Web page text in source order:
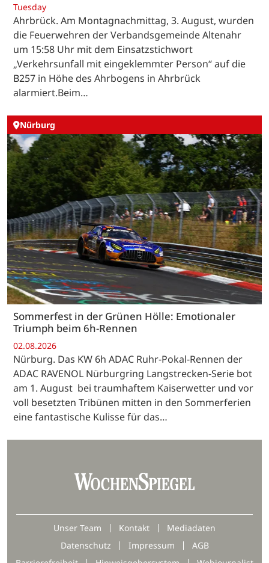
Tuesday
Ahrbrück. Am Montagnachmittag, 3. August, wurden
die Feuerwehren der Verbandsgemeinde Altenahr
um 15:58 Uhr mit dem Einsatzstichwort
„Verkehrsunfall mit eingeklemmter Person“ auf die
B257 in Höhe des Ahrbogens in Ahrbrück
alarmiert.Beim…
Nürburg
Sommerfest in der Grünen Hölle: Emotionaler
Triumph beim 6h-Rennen
02.08.2026
Nürburg. Das KW 6h ADAC Ruhr-Pokal-Rennen der
ADAC RAVENOL Nürburgring Langstrecken-Serie bot
am 1. August bei traumhaftem Kaiserwetter und vor
voll besetzten Tribünen mitten in den Sommerferien
eine fantastische Kulisse für das…
Unser Team Kontakt
Mediadaten
Datenschutz
Impressum
AGB